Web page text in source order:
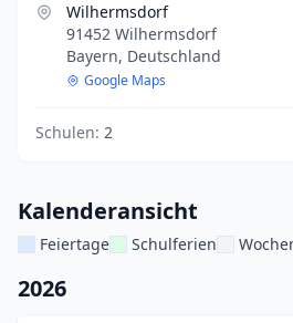
Wilhermsdorf
91452 Wilhermsdorf
Bayern, Deutschland
Google Maps
Schulen: 2
Kalenderansicht
Feiertage Schulferien
2026